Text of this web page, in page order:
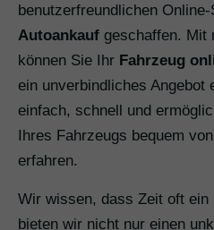
benutzerfreundlichen
Autoankauf geschaffen. Mit
können Sie Ihr Fahrzeug
ein unverbindliches
einfach, schnell und
Ihres Fahrzeugs bequem
erfahren.
Wir wissen, dass Zeit oft
bieten wir nicht nur einen